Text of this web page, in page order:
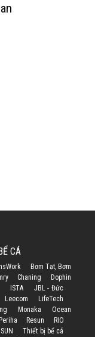
CÁ
Bơm Tạt, Bơm
Chaning
Dophin
ISTA
JBL - Đức
Leecom
LifeTech
Monaka
Ocean
Periha Resun
RIO
Thiết bị bể cá